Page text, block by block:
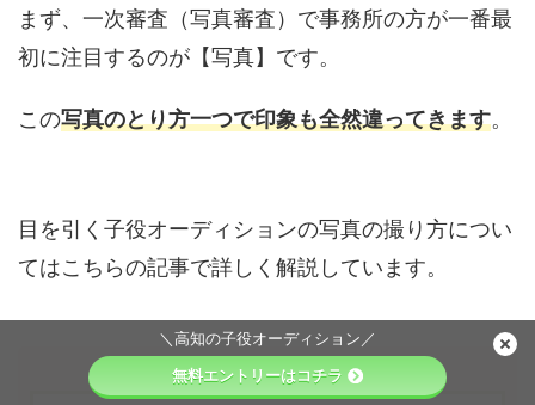
まず、一次審査（写真審査）で事務所の方が一番最
初に注目するのが【写真】です。
この写真のとり方一つで印象も全然違ってきます。
目を引く子役オーディションの写真の撮り方につい
てはこちらの記事で詳しく解説しています。
関連記事
＼高知の子役オーディション／
無料エントリーはコチラ